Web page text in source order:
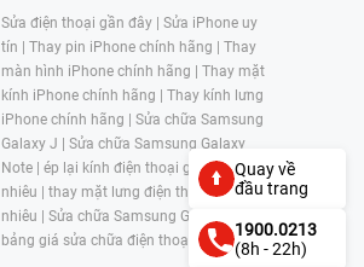
Sửa điện thoại gần đây | Sửa iPhone uy
tín | Thay pin iPhone chính hãng | Thay
màn hình iPhone chính hãng | Thay mặt
kính iPhone chính hãng | Thay kính lưng
iPhone chính hãng | Sửa chữa Samsung
Galaxy J | Sửa chữa Samsung Galaxy
Note | ép lại kính điện thoại giá bao
nhiêu | thay mặt lưng điện thoại giá bao
nhiêu | Sửa chữa Samsung Galaxy S |
bảng giá sửa chữa điện thoại samsung |
Quay về
đầu trang
1900.0213
(8h - 22h)